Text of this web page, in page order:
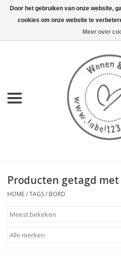
KEUKEN
LIFESTYLE
MEUBELS
STATIONARY
Producten getagd met
HOME/TAGS/ BORD
Door het gebruiken van onze website,
cookies om onze website te
Meer over